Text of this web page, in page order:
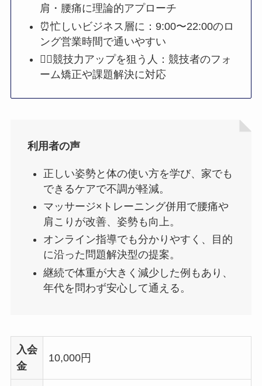
肩・腰痛に理論的アプローチ
⏰忙しいビジネス層に：9:00〜22:00のロ
ング営業時間で通いやすい
🏋️‍♀️競技力アップを狙う人：競技者のフォ
ーム矯正や課題解決に対応
利用者の声
正しい姿勢と体の使い方を学び、家でも
できるケアで不調が軽減。
マッサージ×トレーニング併用で腰痛や
肩こりが改善、姿勢も向上。
オンライン指導でも分かりやすく、目的
に沿った問題解決型の提案。
継続で体重が大きく減少した例もあり、
年代を問わず安心して通える。
入会
金
10,000円